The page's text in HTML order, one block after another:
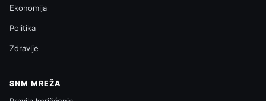
Ekonomija
Politika
Zdravlje
SNM MREŽA